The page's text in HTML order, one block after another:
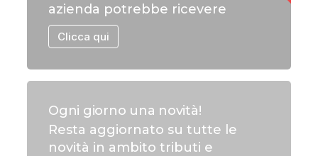
azienda potrebbe ricevere
Clicca qui
Ogni giorno una novità!
Resta aggiornato su tutte le
novità in ambito tributi e